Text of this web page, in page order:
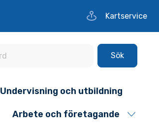
Kartservice
Sök
Undervisning och utbildning
Arbete och företagande